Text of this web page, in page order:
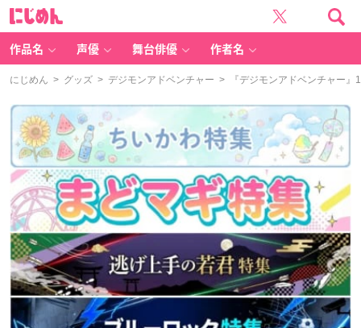
作品名 声優 舞台俳優 作者名
にじめん > グッズ > デジモンアドベンチャー > 『デジモンアドベンチャー』